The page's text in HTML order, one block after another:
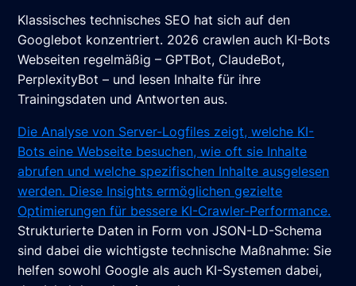
Klassisches technisches SEO hat sich auf den
Googlebot konzentriert. 2026 crawlen auch KI-Bots
Webseiten regelmäßig – GPTBot, ClaudeBot,
PerplexityBot – und lesen Inhalte für ihre
Trainingsdaten und Antworten aus.
Die Analyse von Server-Logfiles zeigt, welche KI-
Bots eine Webseite besuchen, wie oft sie Inhalte
abrufen und welche spezifischen Inhalte ausgelesen
werden. Diese Insights ermöglichen gezielte
Optimierungen für bessere KI-Crawler-Performance.
Strukturierte Daten in Form von JSON-LD-Schema
sind dabei die wichtigste technische Maßnahme: Sie
helfen sowohl Google als auch KI-Systemen dabei,